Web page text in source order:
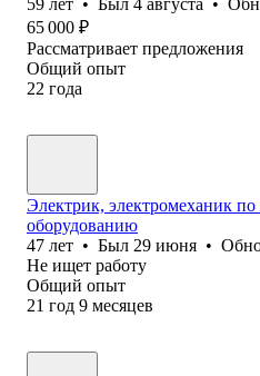
65 000 ₽
Рассматривает предложения
Общий опыт
22 года
Электрик, электромеханик
оборудованию
47 лет • Был 29 июня •
Не ищет работу
Общий опыт
21 год 9 месяцев